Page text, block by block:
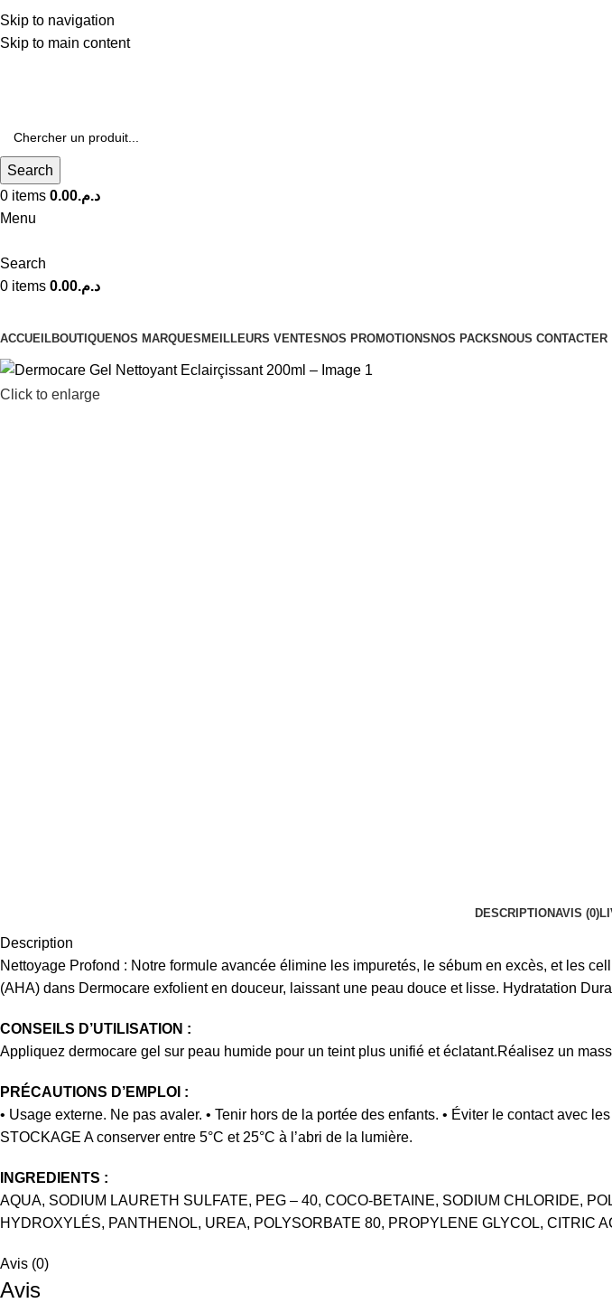
Skip to navigation
Skip to main content
Livraison Gratuite à Partir de 600dhs
Search
0 items د.م.0.00
Menu
Search
0 items د.م.0.00
ACCUEILBOUTIQUENOS MARQUES MEILLEURS VENTES NOS PROMOTIONS NOS PACKS NOUS CONTACTER
Click to enlarge
DESCRIPTIONAVIS (0)
Description
Nettoyage Profond : Notre formule avancée élimine les impuretés, le sébum en excès, et les
(AHA) dans Dermocare exfolient en douceur, laissant une peau douce et lisse. Hydratation
CONSEILS D’UTILISATION :
Appliquez dermocare gel sur peau humide pour un teint plus unifié et éclatant.Réalisez un
PRÉCAUTIONS D’EMPLOI :
• Usage externe. Ne pas avaler. • Tenir hors de la portée des enfants. • Éviter le contact avec
STOCKAGE A conserver entre 5°C et 25°C à l’abri de la lumière.
INGREDIENTS :
AQUA, SODIUM LAURETH SULFATE, PEG – 40, COCO-BETAINE, SODIUM CHLORIDE,
HYDROXYLÉS, PANTHENOL, UREA, POLYSORBATE 80, PROPYLENE GLYCOL, CITRIC
Avis (0)
Avis